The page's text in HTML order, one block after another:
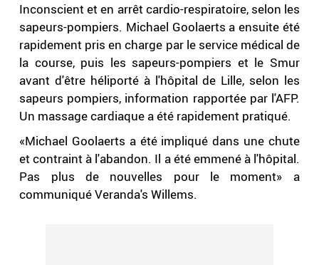
Inconscient et en arrêt cardio-respiratoire, selon les
sapeurs-pompiers. Michael Goolaerts a ensuite été
rapidement pris en charge par le service médical de
la course, puis les sapeurs-pompiers et le Smur
avant d'être héliporté à l'hôpital de Lille, selon les
sapeurs pompiers, information rapportée par l'AFP.
Un massage cardiaque a été rapidement pratiqué.
«Michael Goolaerts a été impliqué dans une chute
et contraint à l'abandon. Il a été emmené à l'hôpital.
Pas plus de nouvelles pour le moment» a
communiqué Veranda's Willems.